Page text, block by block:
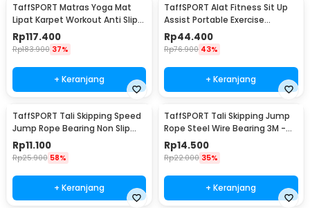
TaffSPORT Matras Yoga Mat
Lipat Karpet Workout Anti Slip
TPE 183x61cm - PROlite 60
Rp117.400
Rp183.900 37%
+ Keranjang
TaffSPORT Alat Fitness Sit Up
Assist Portable Exercise
Equipment - CM001
Rp44.400
Rp76.900 43%
+ Keranjang
TaffSPORT Tali Skipping Speed
Jump Rope Bearing Non Slip
Sports Weight - JR05
Rp11.100
Rp25.900 58%
+ Keranjang
TaffSPORT Tali Skipping Jump
Rope Steel Wire Bearing 3M -
D053
Rp14.500
Rp22.000 35%
+ Keranjang